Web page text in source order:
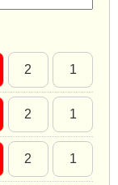
2 1
2 1
2 1